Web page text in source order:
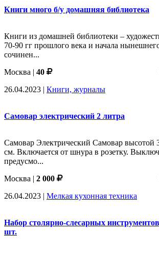
Книги много б/у домашняя библиотека
Книги из домашней библиотеки –
70-90 гг прошлого века и начала
сочинен...
Москва | 40
26.04.2023 | Книги, журналы
Самовар электрический 2 литра
Самовар Электрический Самовар высотой
см. Включается от шнура в розетку.
предусмо...
Москва | 2 000
26.04.2023 | Мелкая кухонная техника
Набор столярно-слесарных
шт.